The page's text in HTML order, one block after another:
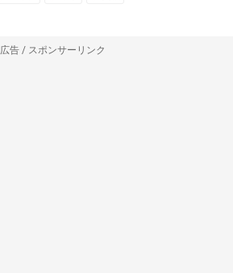
広告 / スポンサーリンク